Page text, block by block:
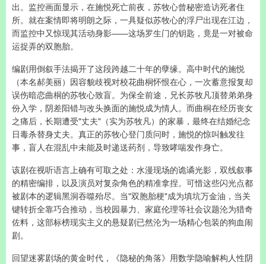
出。监控画面显示，在施悦死亡前夜，苏牧心曾秘密造访死者住
所。就在案情即将明朗之际，一具疑似苏牧心的浮尸出现在江边，
而监控中又惊现其活动身影——这场罗生门的钥匙，竟是一对被命
运捉弄的双胞胎。
编剧用倒叙手法揭开了这段跨越二十年的孽缘。高中时代的施悦
（本名郝美丽）因容貌歧视对校花曲桐怀恨在心，一次蓄意报复却
误伤暗恋曲桐的苏牧心致盲。为保全前途，兄长苏牧凡顶替弟弟身
份入学，阴差阳错与改头换面的施悦成为情人。而曲桐在经历丧女
之痛后，长期遭受"丈夫"（实为苏牧凡）的家暴，最终在结婚纪念
日毒杀替身丈夫。真正的苏牧心登门质问时，施悦的惊叫触发往
事，盲人在混乱中未能及时递送药剂，导致哮喘发作身亡。
该剧在视听语言上确有可取之处：水漫现场的诡谲光影，双线叙事
的精密编排，以及演员对复杂角色的精准拿捏。可惜这些闪光点都
被剧本的逻辑黑洞吞噬殆尽。当"双胞胎梗"成为填坑万金油，当关
键转折全靠巧合推动，当校园暴力、家庭伦理等社会议题沦为猎奇
佐料，这部标榜现实主义的悬疑剧已然沦为一场精心包装的狗血闹
剧。
回望迷雾剧场的黄金时代，《隐秘的角落》用数学隐喻解构人性阴